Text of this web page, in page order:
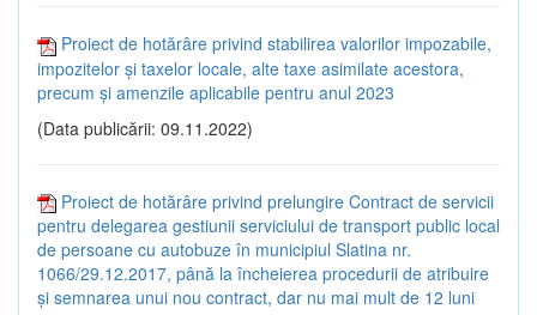
Proiect de hotărâre privind stabilirea valorilor impozabile,
impozitelor și taxelor locale, alte taxe asimilate acestora,
precum și amenzile aplicabile pentru anul 2023
(Data publicării: 09.11.2022)
Proiect de hotărâre privind prelungire Contract de servicii
pentru delegarea gestiunii serviciului de transport public local
de persoane cu autobuze în municipiul Slatina nr.
1066/29.12.2017, până la încheierea procedurii de atribuire
și semnarea unui nou contract, dar nu mai mult de 12 luni